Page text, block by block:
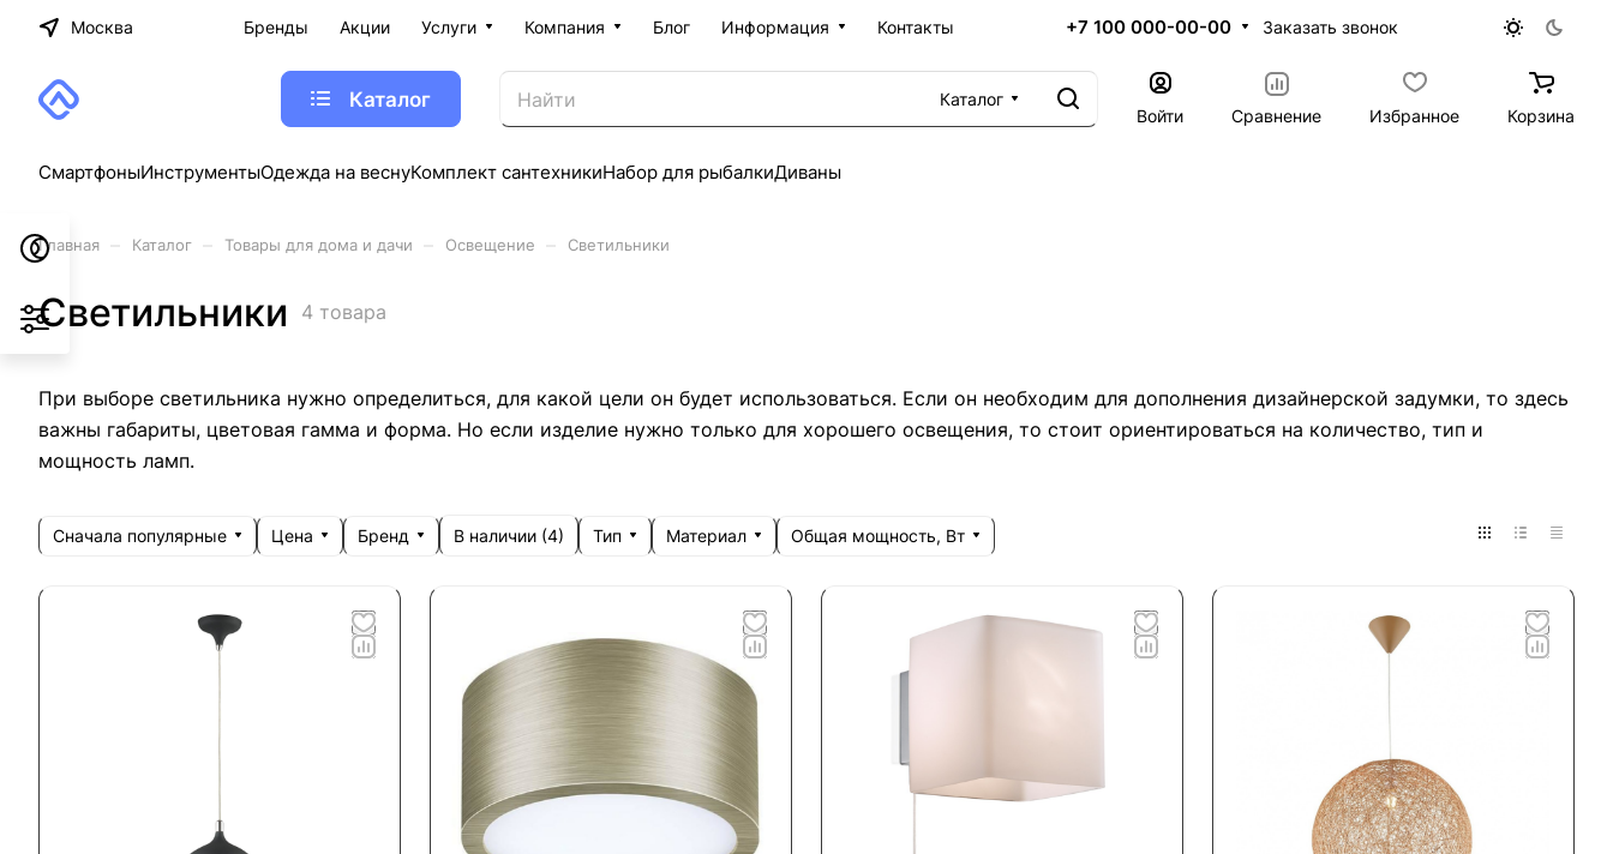
Москва Бренды Акции Услуги Компания Блог Информация Контакты +7 100 000-00-00 Заказать звонок
Каталог
Каталог
Войти
Сравнение Избранное Корзина
СмартфоныИнструментыОдежда на веснуКомплект сантехникиНабор для рыбалкиДиваны
Главная Каталог Товары для дома и дачи Освещение Светильники
Светильники 4 товара
При выборе светильника нужно определиться, для какой цели он будет использоваться. Если он необходим для дополнения дизайнерской задумки, то здесь
важны габариты, цветовая гамма и форма. Но если изделие нужно только для хорошего освещения, то стоит ориентироваться на количество, тип и
мощность ламп.
Сначала популярные Цена Бренд В наличии (4) Тип Материал Общая мощность, Вт